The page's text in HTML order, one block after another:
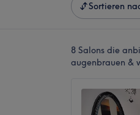
Sortieren
8 Salons die
augenbrauen &